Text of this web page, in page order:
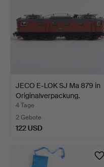
JECO E-LOK SJ Ma 879 in
Originalverpackung.
4 Tage
2 Gebote
122 USD